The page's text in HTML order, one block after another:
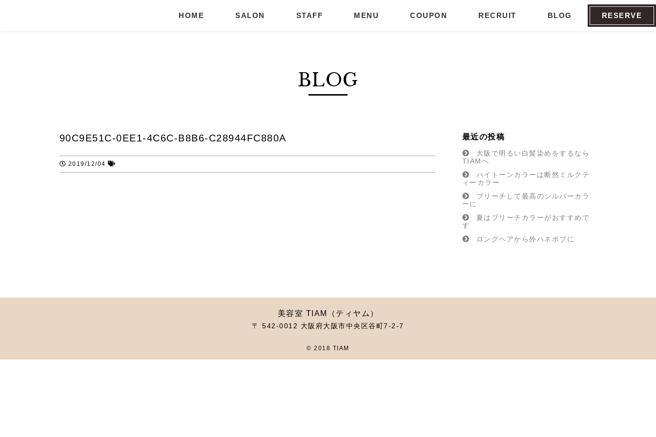
HOME SALON STAFF MENU COUPON RECRUIT BLOG RESERVE
BLOG
90C9E51C-0EE1-4C6C-B8B6-C28944FC880A
2019/12/04
最近の投稿
大阪で明るい白髪染めをするなら
TIAMへ
ハイトーンカラーは断然ミルクテ
ィーカラー
ブリーチして最高のシルバーカラ
ーに
夏はブリーチカラーがおすすめで
す
ロングヘアから外ハネボブに
美容室 TIAM（ティヤム）
〒 542-0012 大阪府大阪市中央区谷町7-2-7
© 2018 TIAM